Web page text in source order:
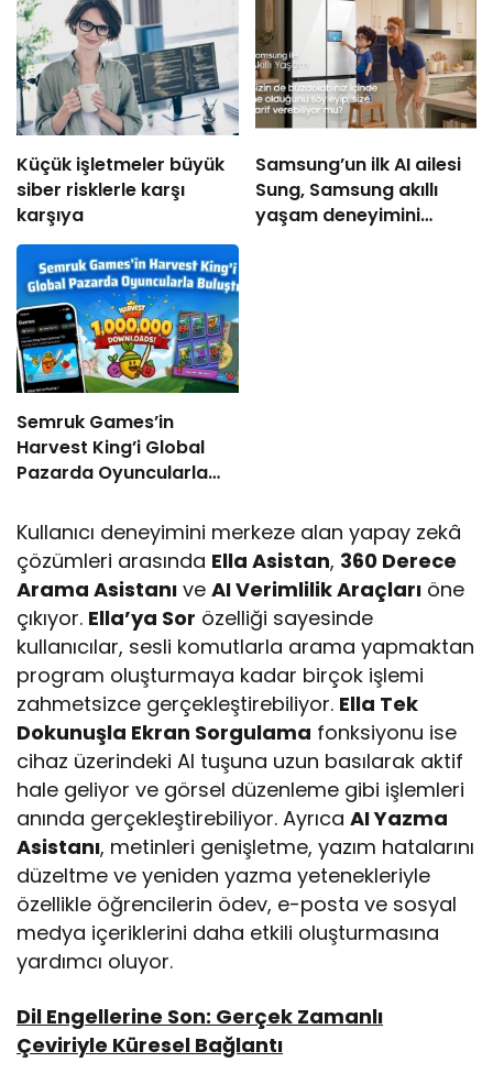
Küçük işletmeler büyük
siber risklerle karşı
karşıya
Samsung’un ilk AI ailesi
Sung, Samsung akıllı
yaşam deneyimini
Semruk Games’in
Harvest King’i Global
Pazarda Oyuncularla
Kullanıcı deneyimini merkeze alan yapay zekâ
çözümleri arasında Ella Asistan, 360 Derece
Arama Asistanı veAI Verimlilik Araçları öne
çıkıyor. Ella’ya Sor özelliği sayesinde
kullanıcılar, sesli komutlarla arama yapmaktan
program oluşturmaya kadar birçok işlemi
zahmetsizce gerçekleştirebiliyor. Ella Tek
Dokunuşla Ekran Sorgulama fonksiyonu ise
cihaz üzerindeki AI tuşuna uzun basılarak aktif
hale geliyor ve görsel düzenleme gibi işlemleri
anında gerçekleştirebiliyor. AyrıcaAI Yazma
Asistanı, metinleri genişletme, yazım hatalarını
düzeltme ve yeniden yazma yetenekleriyle
özellikle öğrencilerin ödev, e-posta ve sosyal
medya içeriklerini daha etkili oluşturmasına
yardımcı oluyor.
Dil Engellerine Son: Gerçek Zamanlı
Çeviriyle Küresel Bağlantı